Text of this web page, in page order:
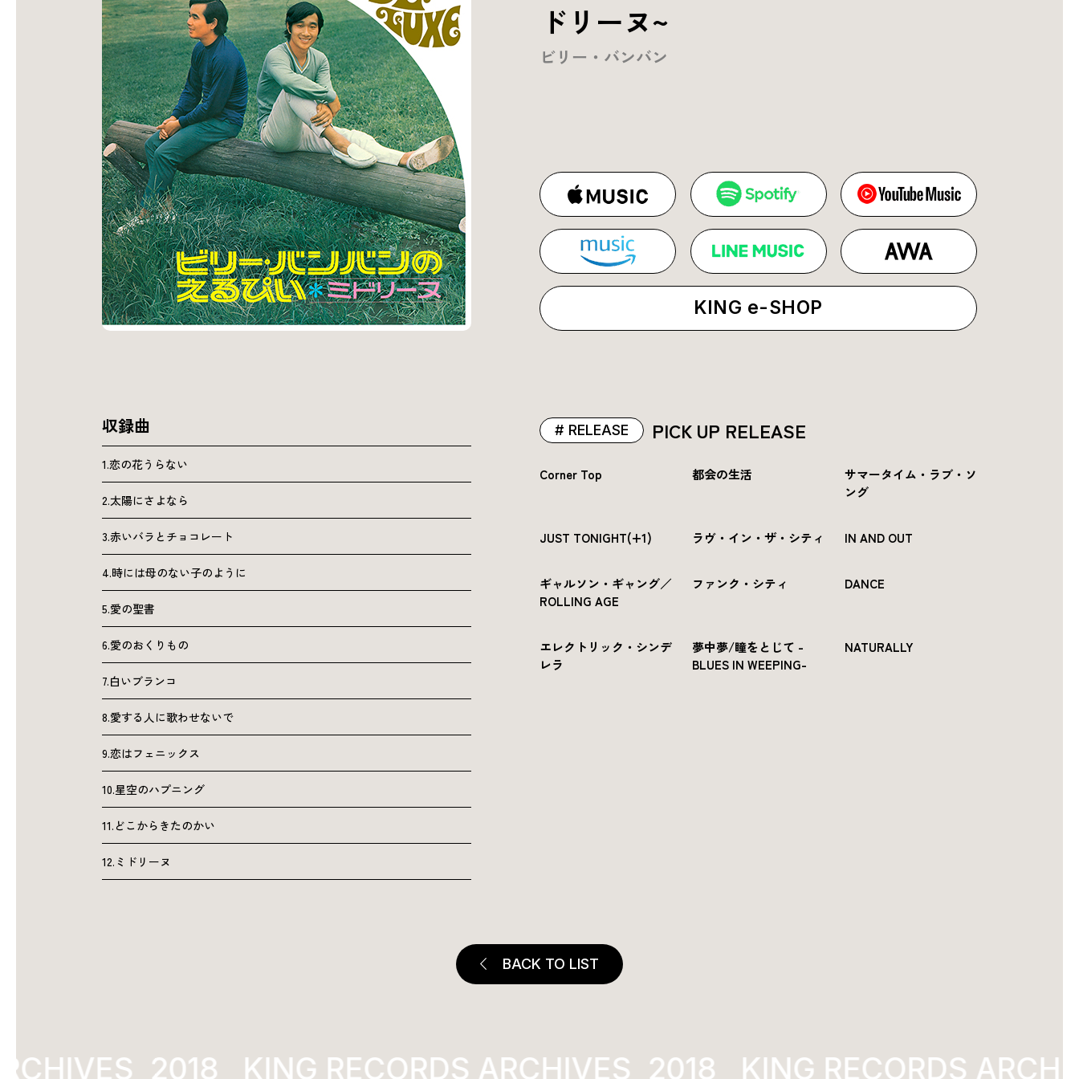
ドリーヌ~
ビリー・バンバン
KING e-SHOP
収録曲
1.恋の花うらない
2.太陽にさよなら
3.赤いバラとチョコレート
4.時には母のない子のように
5.愛の聖書
6.愛のおくりもの
7.白いブランコ
8.愛する人に歌わせないで
9.恋はフェニックス
10.星空のハプニング
11.どこからきたのかい
12.ミドリーヌ
PICK UP RELEASE
RELEASE
Corner Top 都会の生活
サマータイム・ラブ・ソ
ング
JUST TONIGHT(+1) ラヴ・イン・ザ・シティ IN AND OUT
ギャルソン・ギャング／
ROLLING AGE
ファンク・シティ DANCE
エレクトリック・シンデ
レラ
夢中夢/瞳をとじて -
BLUES IN WEEPING-
NATURALLY
BACK TO LIST
2018 KING RECORDS ARCHIVES 2018 KING RECORDS